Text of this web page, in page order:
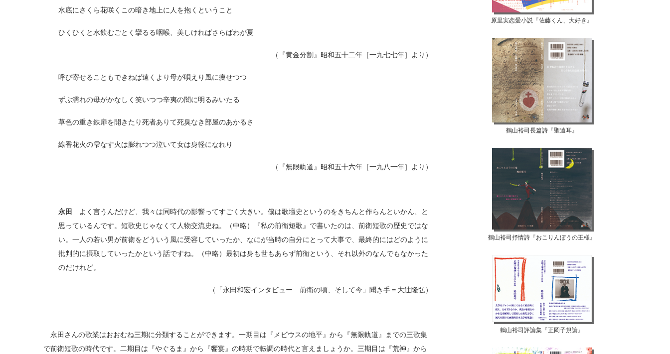
水底にさくら花咲くこの暗き地上に人を抱くということ
ひくひくと水飲むごとく攣るる咽喉、美しければさらばわが夏
（『黄金分割』昭和五十二年［一九七七年］より）
呼び寄せることもできねば遠くより母が唄えり風に痩せつつ
ずぶ濡れの母がかなしく笑いつつ辛夷の闇に明るみいたる
草色の重き鉄扉を開きたり死者ありて死臭なき部屋のあかるさ
線香花火の雫なす火は膨れつつ泣いて女は身軽になれり
（『無限軌道』昭和五十六年［一九八一年］より）
永田 よく言うんだけど、我々は同時代の影響ってすごく大きい。僕は歌壇史というのをきちんと作らんといかん、と
思っているんです。短歌史じゃなくて人物交流史ね。（中略）『私の前衛短歌』で書いたのは、前衛短歌の歴史ではな
い。一人の若い男が前衛をどういう風に受容していったか、なにが当時の自分にとって大事で、最終的にはどのように
批判的に摂取していったかという話ですね。（中略）最初は身も世もあらず前衛という、それ以外のなんでもなかった
のだけれど。
（「永田和宏インタビュー 前衛の頃、そして今」聞き手＝大辻隆弘）
永田さんの歌業はおおむね三期に分類することができます。一期目は『メビウスの地平』から『無限軌道』までの三歌集
で前衛短歌の時代です。二期目は『やぐるま』から『饗宴』の時期で転調の時代と言えましょうか。三期目は『荒神』から
原里実恋愛小説『佐藤くん、大好き』
鶴山裕司長篇詩『聖遠耳』
鶴山裕司抒情詩『おこりんぼうの王様』
鶴山裕司評論集『正岡子規論』